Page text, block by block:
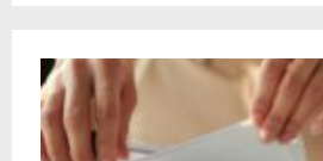
wijzigingen
voor
vergunningverlening